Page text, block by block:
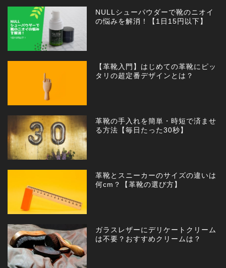
NULLシューパウダーで靴のニオイ
の悩みを解消！【1日15円以下】
【革靴入門】はじめての革靴にピッ
タリの超定番デザインとは？
革靴の手入れを簡単・時短で済ませ
る方法【毎日たった30秒】
革靴とスニーカーのサイズの違いは
何cm？【革靴の選び方】
ガラスレザーにデリケートクリーム
は不要？おすすめクリームは？